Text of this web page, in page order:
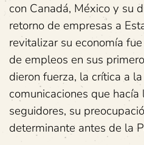
con Canadá, México y su
retorno de empresas a
revitalizar su economía
de empleos en sus
dieron fuerza, la crítica a
comunicaciones que hacía
seguidores, su
determinante antes de la